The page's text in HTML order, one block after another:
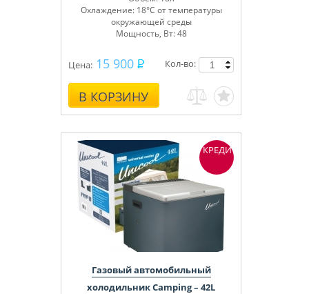
Охлаждение: 18°C от температуры
окружающей среды
Мощность, Вт: 48
Цена: 15 900
В КОРЗИНУ
Кол-во:
Газовый автомобильный
холодильник Camping – 42L
КРЕДИТ